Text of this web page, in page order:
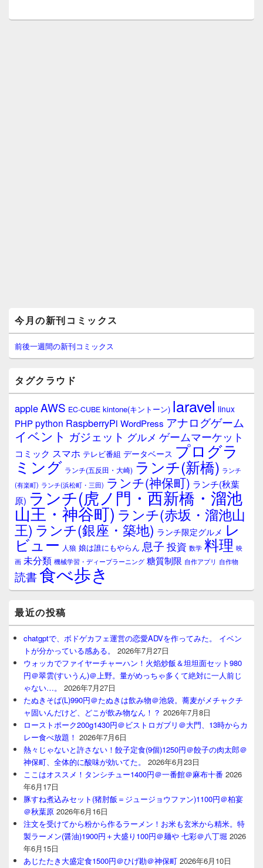
イ
ン
サ
イ
ウ
ィ
ジ
ェ
ア
今月の新刊コミックス
前後一週間の新刊コミックス
タグクラウド
appleAWS EC-CUBE kintone(キントーン) laravel linux
PHPpython RaspberryPi WordPress アナログゲーム
イベント ガジェット グルメ ゲームマーケット
コミック スマホ テレビ番組 データベース プログラ
ミング ランチ(五反田・大崎) ランチ(新橋) ランチ
(有楽町) ランチ(浜松町・三田) ランチ(神保町) ランチ(秋葉
原) ランチ(虎ノ門・西新橋・溜池
山王・神谷町) ランチ(赤坂・溜池山
王) ランチ(銀座・築地) ランチ限定グルメ レ
ビュー 人狼 娘は誰にもやらん 息子 投資 数学 料理 映
画 未分類 機械学習・ディープラーニング 糖質制限 自作アプリ 自作物
読書食べ歩き
最近の投稿
chatgptで、ボドゲカフェ運営の恋愛ADVを作ってみた。 イベン
トが分かっている感ある。
2026年7月27日
ウォッカでファイヤーチャーハン！火焰炒飯＆坦坦面セット980
円＠翠雲(すいうん)＠上野。量がめっちゃ多くて絶対に一人前じ
ゃない…。
2026年7月27日
たぬきそば(L)990円＠たぬきは飲み物＠池袋。蕎麦がメチャクチ
ャ固いんだけど、どこが飲み物なん！？ 2026年7月8日
ローストポーク200g1430円＠ビストロガブリ＠大門、13時からカ
レー食べ放題！ 2026年7月6日
熱々じゃないと許さない！餃子定食(9個)1250円＠餃子の肉太郎＠
神保町、全体的に酸味が効いてた。
2026年6月23日
ここはオススメ！タンシチュー1400円＠一番館＠麻布十番 2026
年6月17日
豚すね煮込みセット(猪肘飯＝ジュージョウファン)1100円＠柏宴
＠秋葉原 2026年6月16日
注文を受けてから粉から作るラーメン！お米も玄米から精米。特
製ラーメン(醤油)1900円＋大盛り100円＠麺や 七彩＠八丁堀 2026
年6月15日
あじたたき大盛定食1500円＠ひげ勘＠神保町 2026年6月10日